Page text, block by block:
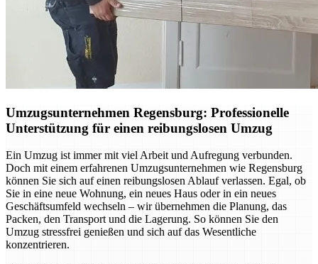
Umzugsunternehmen Regensburg: Professionelle
Unterstützung für einen reibungslosen Umzug
Ein Umzug ist immer mit viel Arbeit und Aufregung verbunden.
Doch mit einem erfahrenen Umzugsunternehmen wie Regensburg
können Sie sich auf einen reibungslosen Ablauf verlassen. Egal, ob
Sie in eine neue Wohnung, ein neues Haus oder in ein neues
Geschäftsumfeld wechseln – wir übernehmen die Planung, das
Packen, den Transport und die Lagerung. So können Sie den
Umzug stressfrei genießen und sich auf das Wesentliche
konzentrieren.